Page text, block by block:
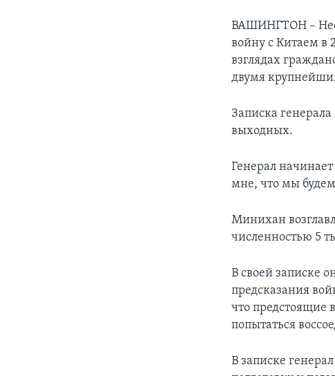
ВАШИНГТОН –
войну с Китаем в
взглядах
двумя
Записка
выходных.
Генерал
мне, что мы будем
Минихан
численностью 5
В своей записке
предсказания
что предстоящие
попытаться
В записке